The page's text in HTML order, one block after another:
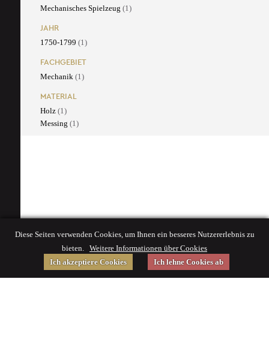
Mechanisches Spielzeug (1)
JAHR
1750-1799 (1)
FACHGEBIET
Mechanik (1)
MATERIAL
Holz (1)
Messing (1)
Diese Seiten verwenden Cookies, um Ihnen ein besseres Nutzererlebnis zu
bieten. Weitere Informationen über Cookies
Ich akzeptiere Cookies
Ich lehne Cookies ab